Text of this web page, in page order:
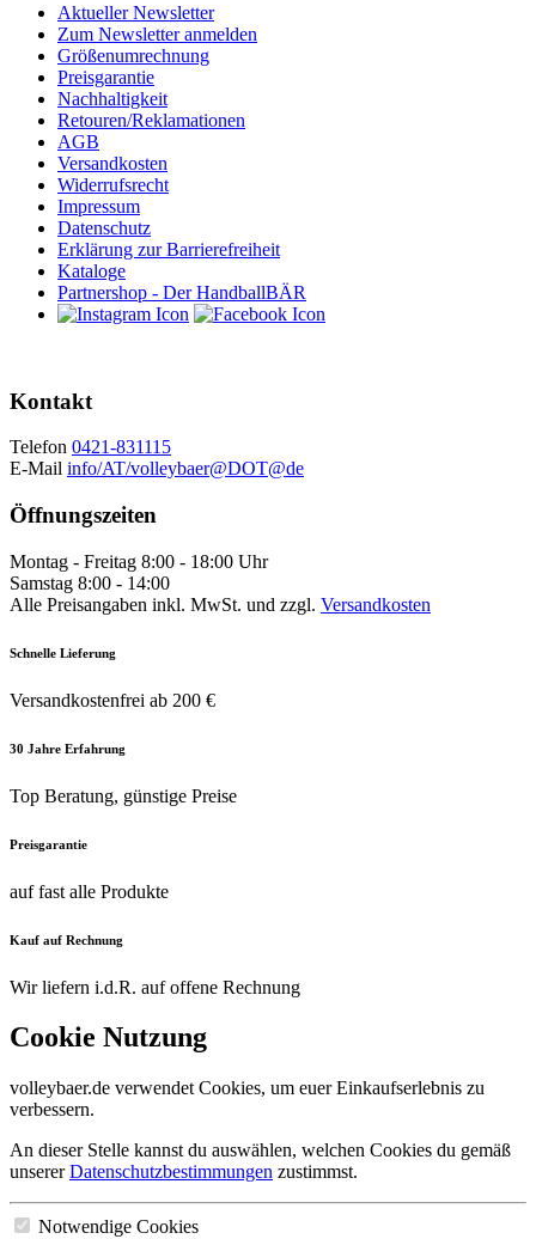
Aktueller Newsletter
Zum Newsletter anmelden
Größenumrechnung
Preisgarantie
Nachhaltigkeit
Retouren/Reklamationen
AGB
Versandkosten
Widerrufsrecht
Impressum
Datenschutz
Erklärung zur Barrierefreiheit
Kataloge
Partnershop - Der HandballBÄR
Kontakt
Telefon 0421-831115
E-Mail info/AT/volleybaer@DOT@de
Öffnungszeiten
Montag - Freitag 8:00 - 18:00 Uhr
Samstag 8:00 - 14:00
Alle Preisangaben inkl. MwSt. und zzgl. Versandkosten
Schnelle Lieferung
Versandkostenfrei ab 200 €
30 Jahre Erfahrung
Top Beratung, günstige Preise
Preisgarantie
auf fast alle Produkte
Kauf auf Rechnung
Wir liefern i.d.R. auf offene Rechnung
Cookie Nutzung
volleybaer.de verwendet Cookies, um euer Einkaufserlebnis zu
verbessern.
An dieser Stelle kannst du auswählen, welchen Cookies du gemäß
unsererDatenschutzbestimmungen zustimmst.
Notwendige Cookies